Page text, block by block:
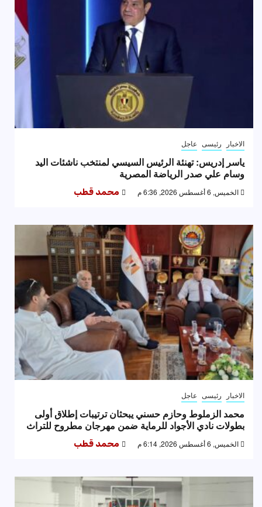
الاخبار رئيسى عاجل
ياسر إدريس: تهنئة الرئيس السيسي لمنتخب ناشئات اليد
وسام علي صدر الرياضة المصرية
الخميس, 6 أغسطس 2026, 6:36 م محمد قطب
الاخبار رئيسى عاجل
محمد الزملوط وحازم حسني يبحثان ترتيبات إطلاق أولى
بطولات نادي الأجواد للرماية ضمن مهرجان مطروح للتراث
الخميس, 6 أغسطس 2026, 6:14 م محمد قطب